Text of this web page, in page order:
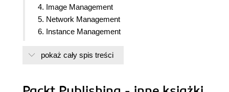
4. Image Management
5. Network Management
6. Instance Management
8. Object Storage
pokaż cały spis treści